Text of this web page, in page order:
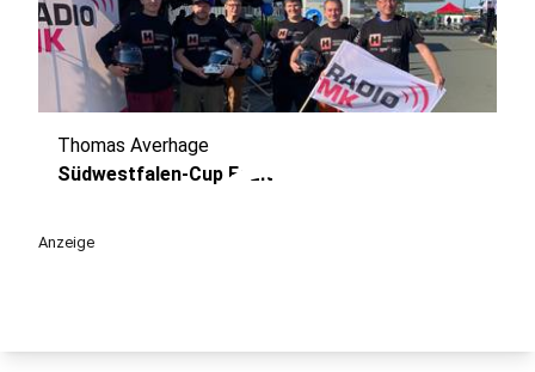
play_circle
Thomas Averhage
Südwestfalen-Cup Fazit
Anzeige